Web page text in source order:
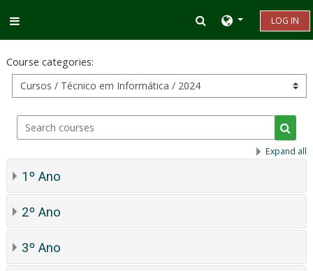
Toggle search
LOG IN
Course categories:
Search courses
Expand all
1º Ano
2º Ano
3º Ano